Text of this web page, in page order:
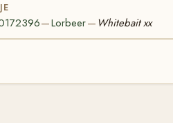
—Lorbeer— Whitebait xx